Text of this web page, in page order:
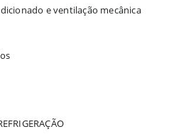
e ventilação mecânica